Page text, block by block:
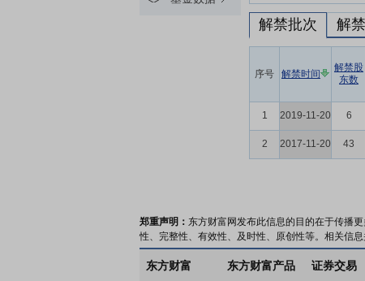
解禁批次 解
序号 解禁时间
解禁股
东数
1 2019-11-20 6
2 2017-11-20 43
郑重声明： 东方财富网发布此信息的目的在于传播
性、完整性、有效性、及时性、原创性等。相关信
东方财富 东方财富产品 证券交易